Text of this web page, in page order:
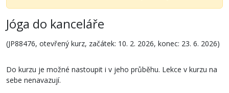
Jóga do kanceláře
(JP88476, otevřený kurz, začátek: 10. 2. 2026, konec: 23. 6. 2026)
Do kurzu je možné nastoupit i v jeho průběhu. Lekce v kurzu na
sebe nenavazují.